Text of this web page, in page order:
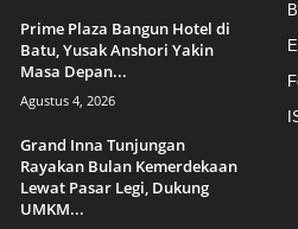
Prime Plaza Bangun Hotel di
Batu, Yusak Anshori Yakin
Masa Depan...
Agustus 4, 2026
Grand Inna Tunjungan
Rayakan Bulan Kemerdekaan
Lewat Pasar Legi, Dukung
UMKM...